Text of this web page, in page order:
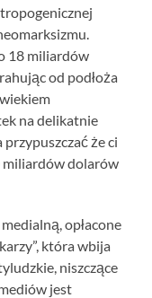
18 miliardów
od podłoża
na delikatnie
że ci
miliardów dolarów
opłacone
która wbija
niszczące
jest